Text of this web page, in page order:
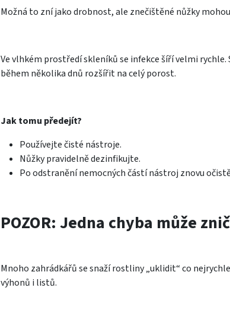
Možná to zní jako drobnost, ale znečištěné nůžky
Ve vlhkém prostředí skleníků se infekce šíří velmi
během několika dnů rozšířit na celý porost.
Jak tomu předejít?
Používejte čisté nástroje.
Nůžky pravidelně dezinfikujte.
Po odstranění nemocných částí nástroj znovu
POZOR: Jedna chyba může
Mnoho zahrádkářů se snaží rostliny „uklidit“ co
výhonů i listů.